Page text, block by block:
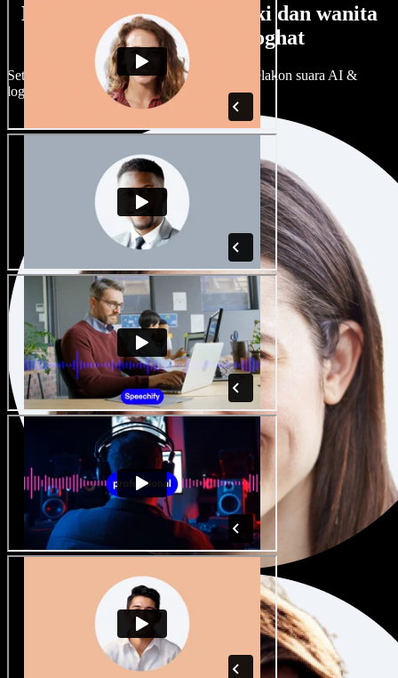
Banyak pilihan suara lelaki dan wanita
dengan pelbagai loghat
Setiap projek boleh jadi unik. Pilih ratusan pelakon suara AI &
loghat, laraskan ikut cita rasa anda.